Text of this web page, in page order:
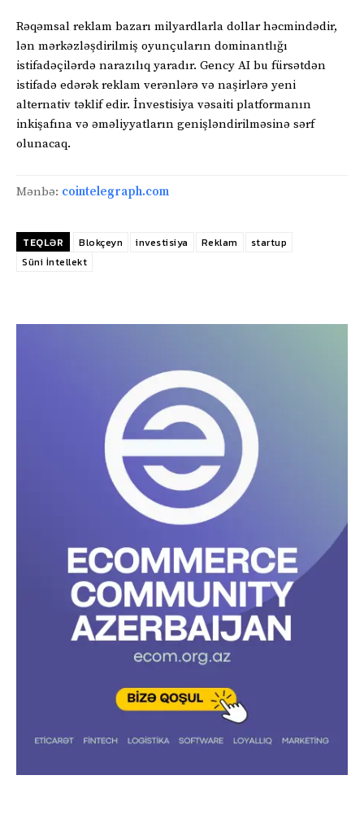
Rəqəmsal reklam bazarı milyardlarla dollar həcmindədir,
lən mərkəzləşdirilmiş oyunçuların dominantlığı
istifadəçilərdə narazılıq yaradır. Gency AI bu fürsətdən
istifadə edərək reklam verənlərə və naşirlərə yeni
alternativ təklif edir. İnvestisiya vəsaiti platformanın
inkişafına və əməliyyatların genişləndirilməsinə sərf
olunacaq.
Mənbə: cointelegraph.com
TEQLƏR Blokçeyn investisiya Reklam
startup
Süni İntellekt